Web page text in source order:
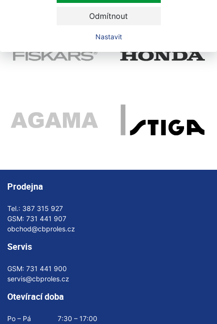
Odmítnout
Nastavit
Prodejna
Tel.: 387 315 927
GSM: 731 441 907
obchod@cbproles.cz
Servis
GSM: 731 441 900
servis@cbproles.cz
Otevírací doba
Po – Pá 7:30 – 17:00